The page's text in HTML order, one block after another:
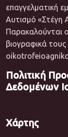
επαγγελματική
Αυτισμό «Στέγη
Παρακαλούνται
βιογραφικά
Πολιτική
Δεδομένων
Χάρτης